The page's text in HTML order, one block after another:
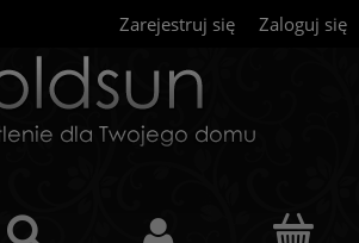
Zarejestruj się Zaloguj się